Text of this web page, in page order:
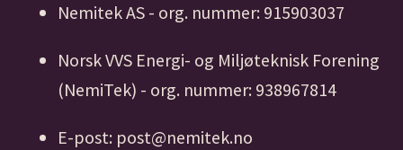
Nemitek AS - org. nummer: 915903037
Norsk VVS Energi- og Miljøteknisk Forening
(NemiTek) - org. nummer: 938967814
E-post: post@nemitek.no